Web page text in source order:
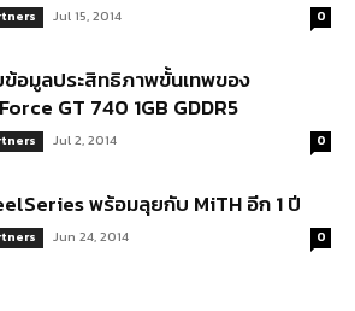
Jul 15, 2014 0
ข้อมูลประสิทธิภาพขั้นเทพของ
GT 740 1GB GDDR5
Jul 2, 2014 0
พร้อมลุยกับ MiTH อีก 1 ปี
Jun 24, 2014 0